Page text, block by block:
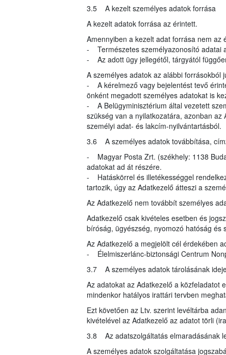
3.5 A kezelt személyes adatok forrása
A kezelt adatok forrása az érintett.
Amennyiben a kezelt adat forrása nem az
- Természetes személyazonosító adatai
- Az adott ügy jellegétől, tárgyától
A személyes adatok az alábbi forrásokból
- A kérelmező vagy bejelentést tevő
önként megadott személyes adatokat is
- A Belügyminisztérium által vezetett
szükség van a nyilatkozatára, azonban
személyi adat- és lakcím-nyilvántartásból.
3.6 A személyes adatok továbbítása,
- Magyar Posta Zrt. (székhely: 1138
adatokat ad át részére.
- Hatáskörrel és illetékességgel
tartozik, úgy az Adatkezelő átteszi a
Az Adatkezelő nem továbbít személyes
Adatkezelő csak kivételes esetben és
bíróság, ügyészség, nyomozó hatóság és
Az Adatkezelő a megjelölt cél érdekében
- Élelmiszerlánc-biztonsági Centrum
3.7 A személyes adatok tárolásának
Az adatokat az Adatkezelő a közfeladatot
mindenkor hatályos irattári tervben
Ezt követően az Ltv. szerint levéltárba
kivételével az Adatkezelő az adatot törli
3.8 Az adatszolgáltatás elmaradásának
A személyes adatok szolgáltatása